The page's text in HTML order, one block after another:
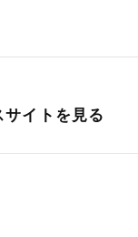
イトを見る